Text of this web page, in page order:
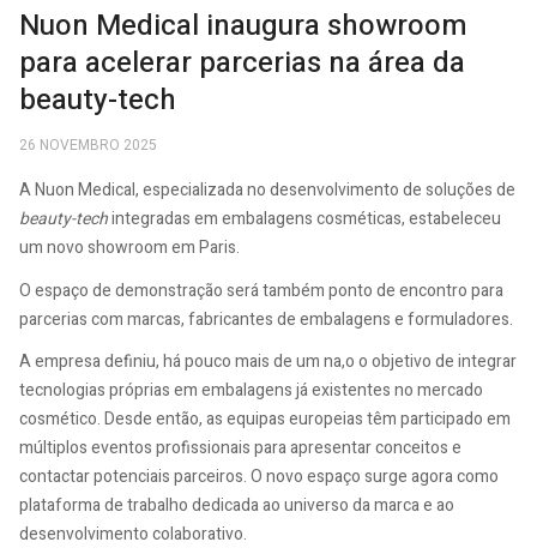
Nuon Medical inaugura showroom
para acelerar parcerias na área da
beauty-tech
26 NOVEMBRO 2025
A Nuon Medical, especializada no desenvolvimento de soluções de
beauty-techintegradas em embalagens cosméticas, estabeleceu
um novo showroom em Paris.
O espaço de demonstração será também ponto de encontro para
parcerias com marcas, fabricantes de embalagens e formuladores.
A empresa definiu, há pouco mais de um na,o o objetivo de integrar
tecnologias próprias em embalagens já existentes no mercado
cosmético. Desde então, as equipas europeias têm participado em
múltiplos eventos profissionais para apresentar conceitos e
contactar potenciais parceiros. O novo espaço surge agora como
plataforma de trabalho dedicada ao universo da marca e ao
desenvolvimento colaborativo.